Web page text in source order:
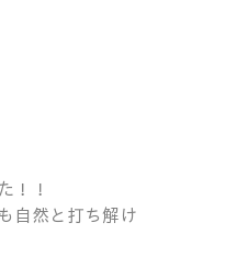
！！
自然と打ち解け